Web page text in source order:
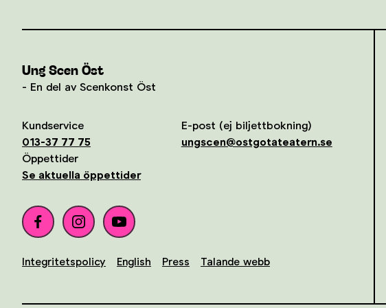
Ung Scen Öst
- En del av Scenkonst Öst
Kundservice
013-37 77 75
E-post (ej biljettbokning)
ungscen@ostgotateatern.se
Öppettider
Se aktuella öppettider
Integritetspolicy English Press Talande webb